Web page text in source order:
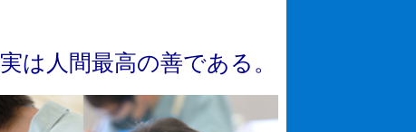
実は 人 間最高の善であ る 。